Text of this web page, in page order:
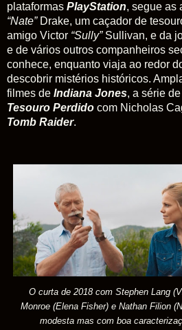
plataformas PlayStation, segue as
“Nate” Drake, um caçador de
amigo Victor “Sully”Sullivan, e da
e de vários outros companheiros
conhece, enquanto viaja ao redor
descobrir mistérios históricos.
filmes de Indiana Jones, a série
Tesouro Perdido com Nicholas
Tomb Raider.
O curta de 2018 com Stephen Lang
Monroe (Elena Fisher) e Nathan Filion
modesta mas com boa